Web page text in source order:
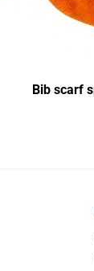
Bib scarf